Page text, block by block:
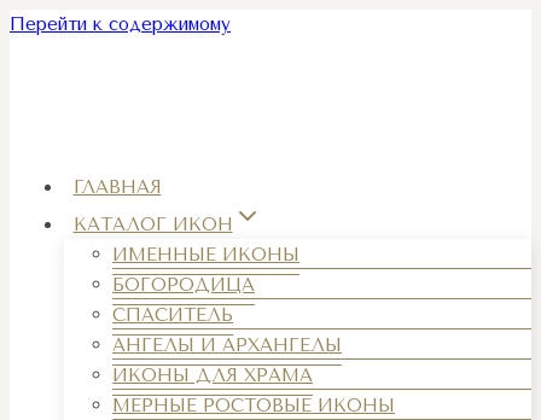
Перейти к содержимому
ГЛАВНАЯ
КАТАЛОГ ИКОН
ИМЕННЫЕ ИКОНЫ
БОГОРОДИЦА
СПАСИТЕЛЬ
АНГЕЛЫ И АРХАНГЕЛЫ
ИКОНЫ ДЛЯ ХРАМА
МЕРНЫЕ РОСТОВЫЕ ИКОНЫ